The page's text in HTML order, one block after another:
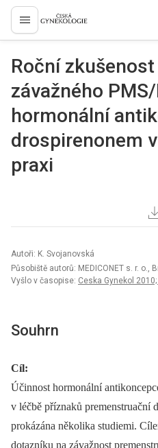
proLékaře.cz
Roční
závažného
hormonální
drospirenonem
praxi
Autoři: K. Svojanovská
Působiště autorů: MEDICONET s. r. o.,
Vyšlo v časopise: Ceska Gynekol
Souhrn
Cíl:
Účinnost hormonální
v léčbě příznaků premenstruační
prokázána několika studiemi.
dotazníku na závažnost